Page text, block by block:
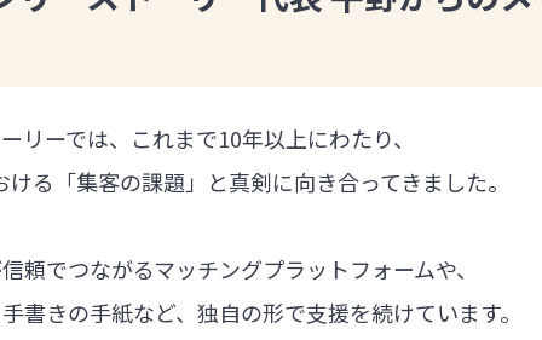
リーでは、これまで10年以上にわたり、
る「集客の課題」と真剣に向き合ってきました。
頼でつながるマッチングプラットフォームや、
書きの手紙など、独自の形で支援を続けています。